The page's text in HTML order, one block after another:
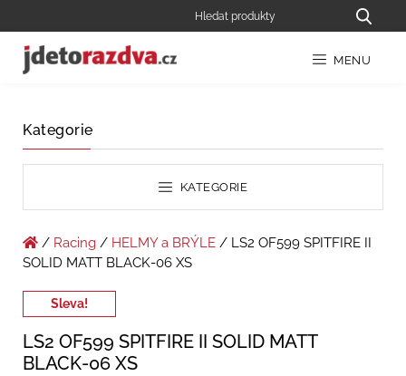
MENU
Kategorie
KATEGORIE
/ Racing / HELMY a BRÝLE / LS2 OF599 SPITFIRE II
SOLID MATT BLACK-06 XS
Sleva!
LS2 OF599 SPITFIRE II SOLID MATT
BLACK-06 XS